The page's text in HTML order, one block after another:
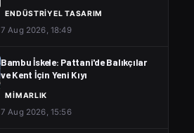
ENDÜSTRIYEL TASARIM
7 Aug 2026, 18:49
Bambu İskele: Pattani'de Balıkçılar
ve Kent İçin Yeni Kıyı
MIMARLIK
7 Aug 2026, 15:56